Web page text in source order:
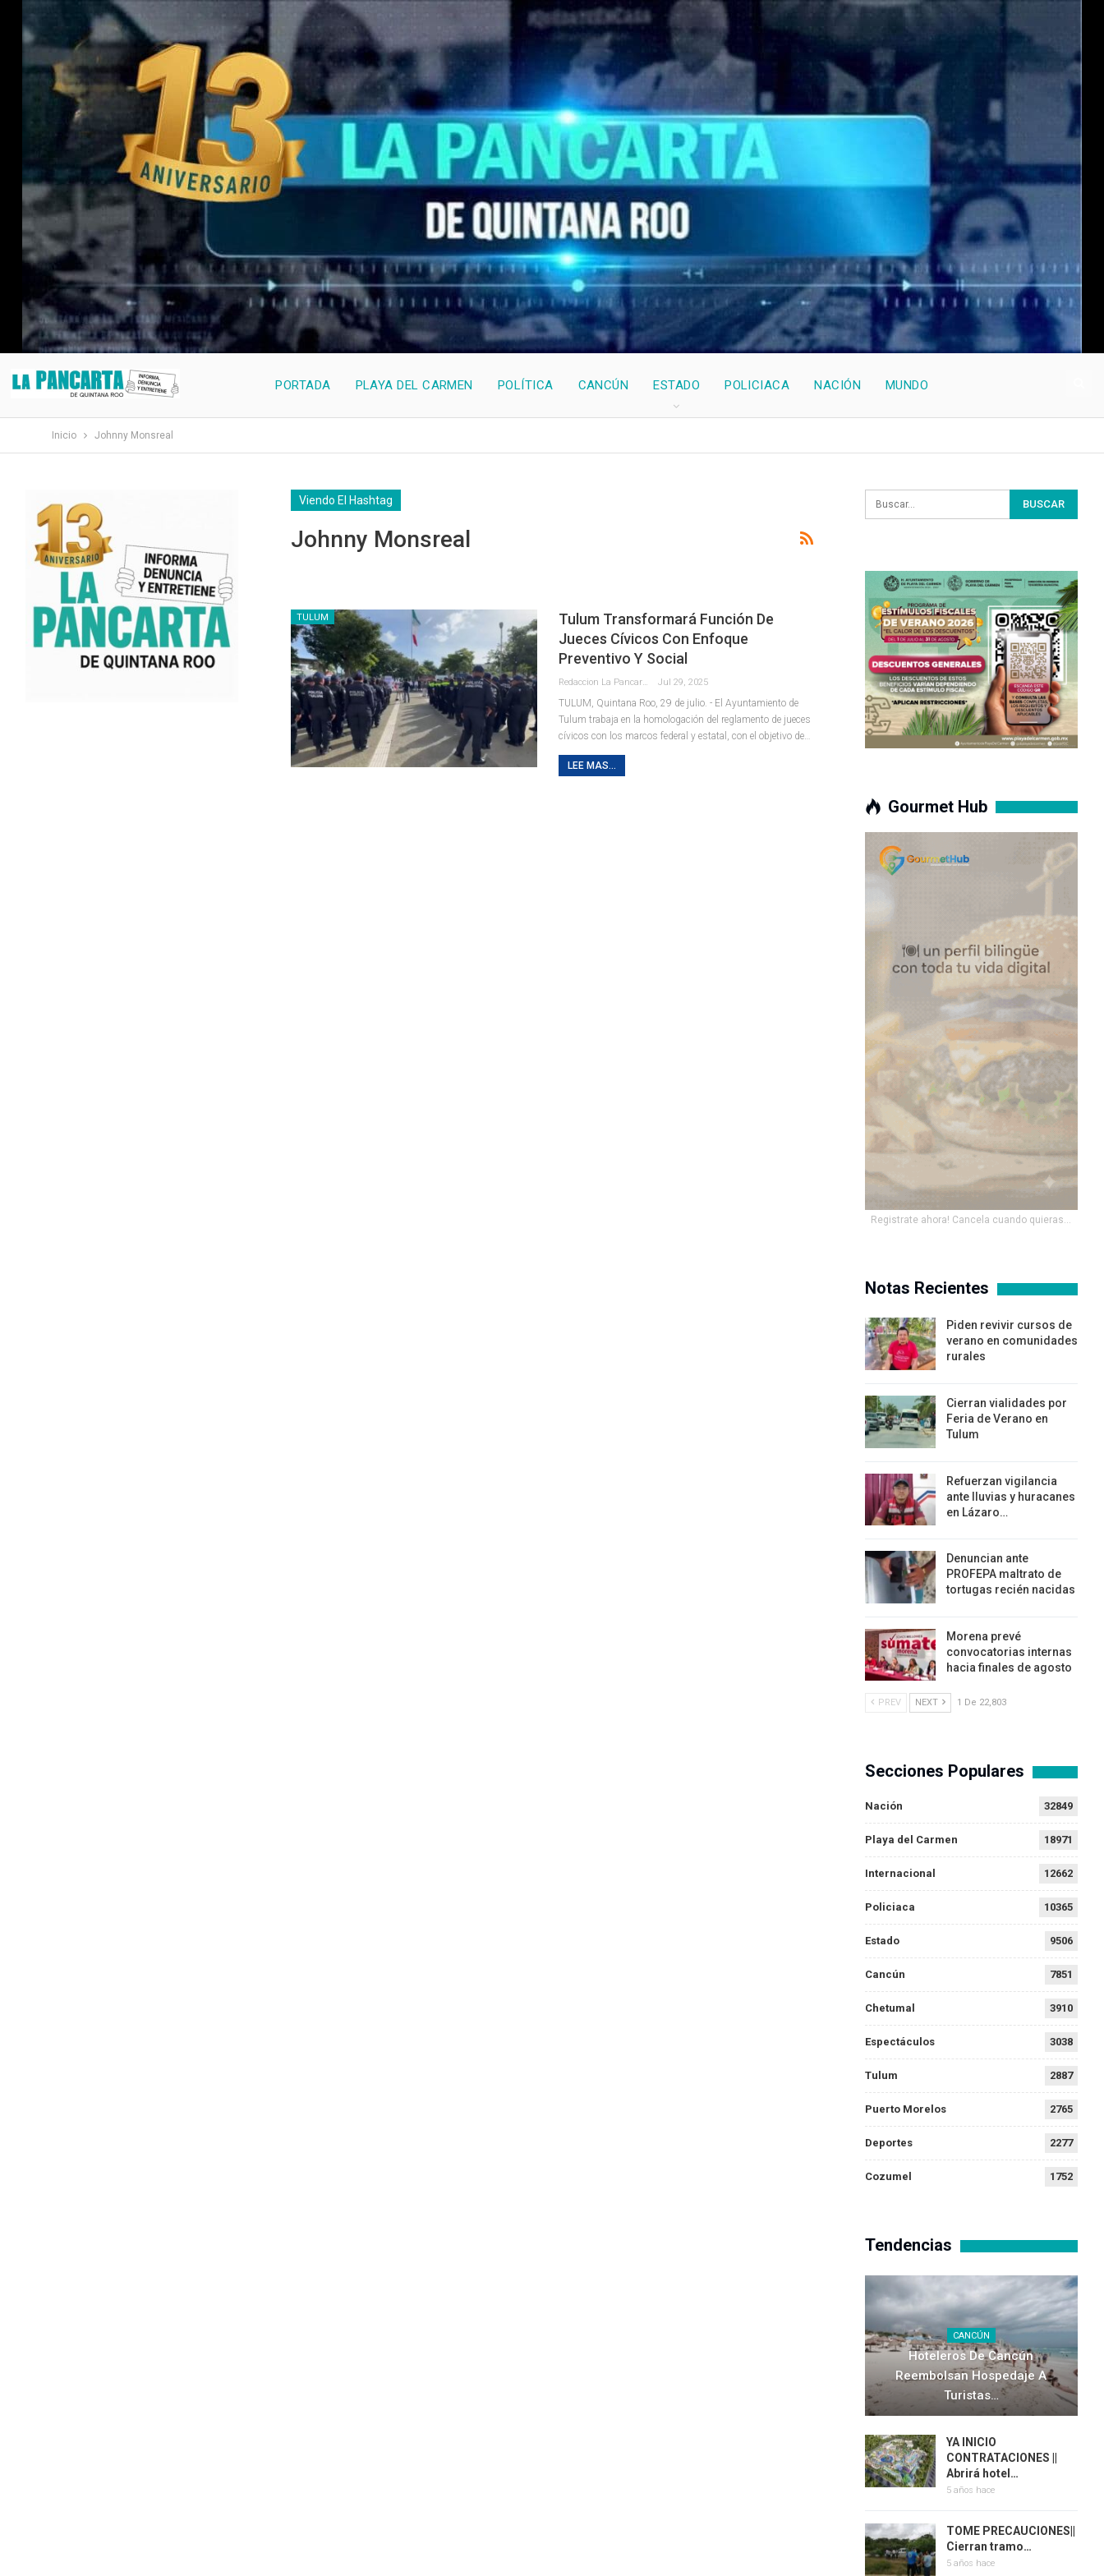
PORTADA PLAYA DEL CARMEN POLÍTICA CANCÚN ESTADO POLICIACA NACIÓN MUNDO
Inicio Johnny Monsreal
Viendo El Hashtag
Johnny Monsreal
TULUM
Tulum Transformará Función De
Jueces Cívicos Con Enfoque
Preventivo Y Social
Jul 29, 2025
TULUM, Quintana Roo, 29 de julio. - El Ayuntamiento de
Tulum trabaja en la homologación del reglamento de jueces
cívicos con los marcos federal y estatal, con el objetivo de
LEE MAS...
Gourmet Hub
Registrate ahora! Cancela cuando quieras...
Notas Recientes
Piden revivir cursos de
verano en comunidades
rurales
Cierran vialidades por
Feria de Verano en
Tulum
Refuerzan vigilancia
ante lluvias y huracanes
en Lázaro…
Denuncian ante
PROFEPA maltrato de
tortugas recién nacidas
Morena prevé
convocatorias internas
hacia finales de agosto
PREV NEXT 1 De 22,803
Secciones Populares
Nación 32849
Playa del Carmen 18971
Internacional 12662
Policiaca 10365
Estado 9506
Cancún 7851
Chetumal 3910
Espectáculos 3038
Tulum 2887
Puerto Morelos 2765
Deportes 2277
Cozumel 1752
Tendencias
CANCÚN
Hoteleros De Cancún
Reembolsan Hospedaje A
Turistas…
YA INICIO
CONTRATACIONES ||
Abrirá hotel…
5 años hace
TOME PRECAUCIONES||
Cierran tramo…
5 años hace